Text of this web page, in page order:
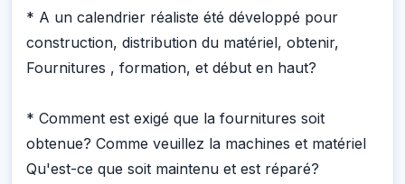
* A un calendrier réaliste été développé pour
construction, distribution du matériel, obtenir,
Fournitures , formation, et début en haut?
* Comment est exigé que la fournitures soit
obtenue? Comme veuillez la machines et matériel
Qu'est-ce que soit maintenu et est réparé?